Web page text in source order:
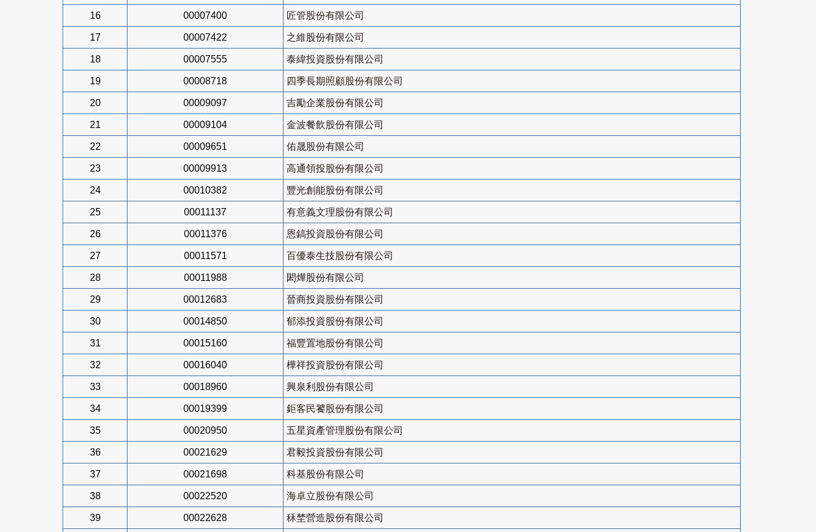
16 00007400 匠管股份有限公司
17 00007422 之維股份有限公司
18 00007555 泰緯投資股份有限公司
19 00008718 四季長期照顧股份有限公司
20 00009097 吉勵企業股份有限公司
21 00009104 金波餐飲股份有限公司
22 00009651 佑晟股份有限公司
23 00009913 高通領投股份有限公司
24 00010382 豐光創能股份有限公司
25 00011137 有意義文理股份有限公司
26 00011376 恩鎬投資股份有限公司
27 00011571 百優泰生技股份有限公司
28 00011988 閎燁股份有限公司
29 00012683 晉商投資股份有限公司
30 00014850 郁添投資股份有限公司
31 00015160 福豐置地股份有限公司
32 00016040 樺祥投資股份有限公司
33 00018960 興泉利股份有限公司
34 00019399 鉅客民饕股份有限公司
35 00020950 五星資產管理股份有限公司
36 00021629 君毅投資股份有限公司
37 00021698 科基股份有限公司
38 00022520 海卓立股份有限公司
39 00022628 秝埜營造股份有限公司